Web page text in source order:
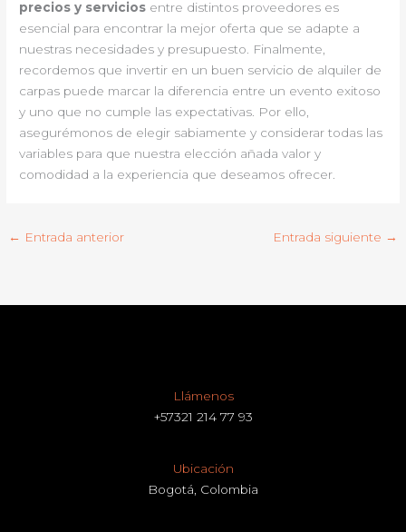
precios y servicios entre distintos proveedores es
esencial para encontrar la mejor oferta que se adapte a
nuestras necesidades y presupuesto. Finalmente,
recordemos que invertir en un buen servicio de alquiler de
carpas puede marcar la diferencia entre un evento exitoso
y uno que no cumple las expectativas. Por ello,
asegurémonos de elegir sabiamente y considerar todas las
variables para que nuestra elección añada valor y
comodidad a la experiencia que deseamos ofrecer.
← Entrada anterior Entrada siguiente →
Llámenos
+57321 214 77 93
Ubicación
Bogotá, Colombia